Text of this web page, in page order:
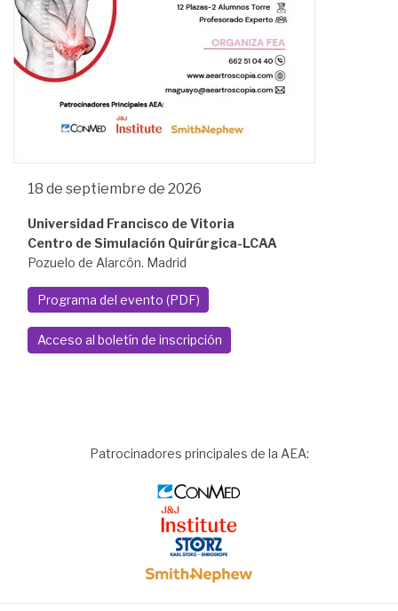
18 de septiembre de 2026
Universidad Francisco de Vitoria
Centro de Simulación Quirúrgica-LCAA
Pozuelo de Alarcón. Madrid
Programa del evento (PDF)
Acceso al boletín de inscripción
Patrocinadores principales de la AEA:
Image
Image
Image
Image